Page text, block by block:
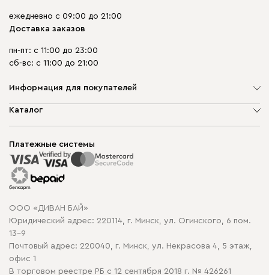
ежедневно с 09:00 до 21:00
Доставка заказов
пн-пт: с 11:00 до 23:00
сб-вс: с 11:00 до 21:00
Информация для покупателей
О компании
Способы оплаты
Рассрочка и кредит
Гарантия
Карта сайта
Политика конфиденциальности
Политика в отношении обработки cookie
Каталог
Корпусная мебель
Распродажа мебели
Платежные системы
ООО «ДИВАН БАЙ»
Юридический адрес: 220114, г. Минск, ул. Огинского, 6 пом.
13-9
Почтовый адрес: 220040, г. Минск, ул. Некрасова 4, 5 этаж,
офис 1
В торговом реестре РБ с 12 сентября 2018 г. № 426261